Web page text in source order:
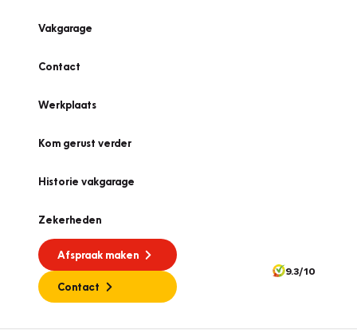
Vakgarage
Contact
Werkplaats
Kom gerust verder
Historie vakgarage
Zekerheden
Afspraak maken
Contact
9.3/10